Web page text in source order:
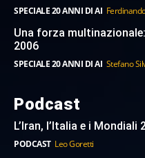
SPECIALE 20 ANNI DI AI
Una forza
2006
SPECIALE 20 ANNI DI AI Stefano
Podcast
L’Iran, l’Italia e i Mondiali
PODCAST Leo Goretti